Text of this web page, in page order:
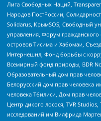
Лига Свободных Наций,
Народов ПостРоссии,
Solidarus, КрымSOS, Свободный
управления, Форум
островов Тисима и Хабомаи,
Интернешнл, Фонд борьбы с
Всемирный фонд природы, BDR
Образовательный дом прав
Белорусский дом прав человека
человека Тбилиси, Дом прав
Центр дикого лосося, TVR
исследований им Вилфрида